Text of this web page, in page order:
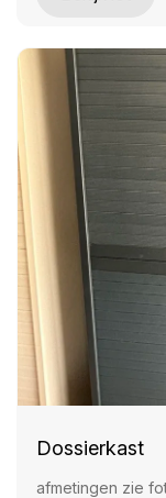
Dossierkast
afmetingen zie